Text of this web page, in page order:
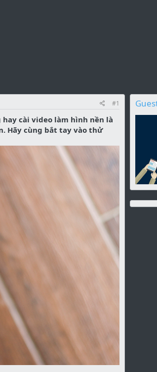
#1
cài video làm hình nền là
Hãy cùng bắt tay vào thử